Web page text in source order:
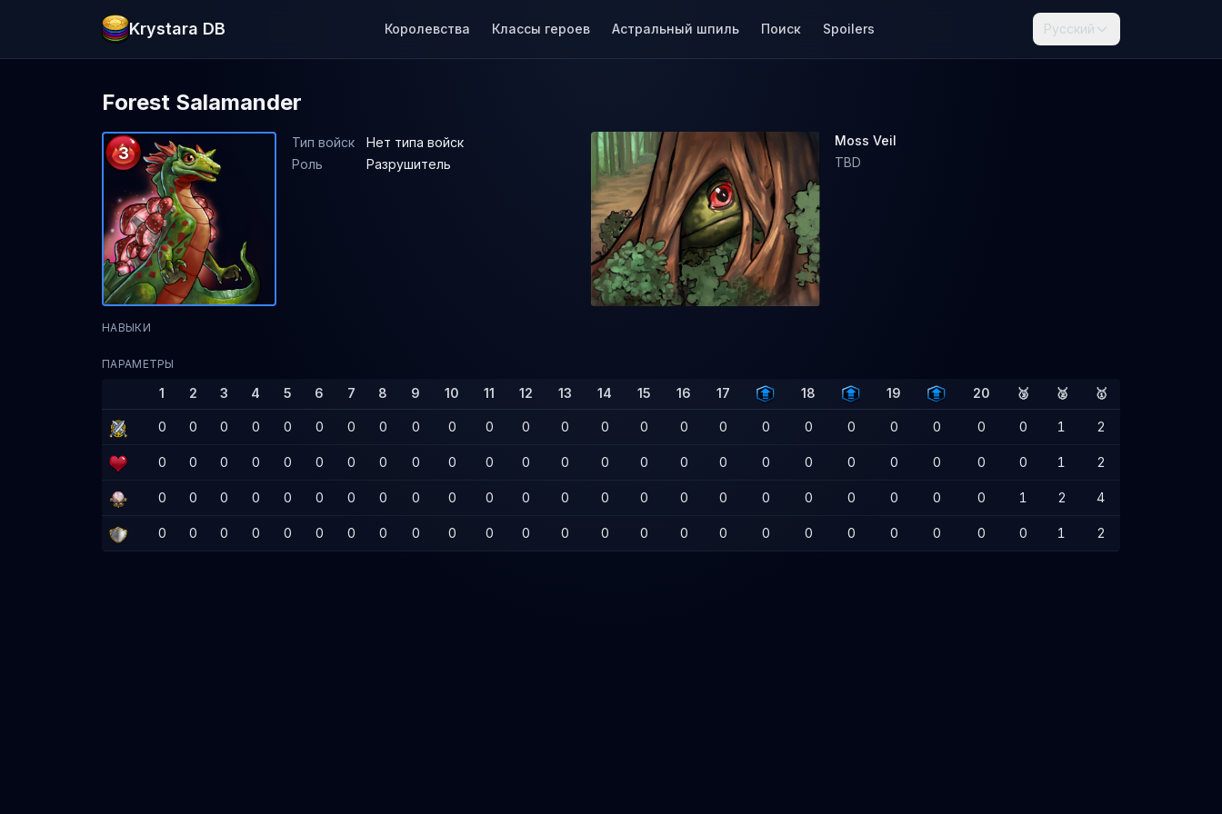
Krystara DB Королевства Классы героев Астральный шпиль Поиск Spoilers Русский
Forest Salamander
3
Тип войск
Нет типа войск
Роль
Разрушитель
Moss Veil
TBD
НАВЫКИ
ПАРАМЕТРЫ
1 2 3 4 5 6 7 8 9 10 11 12 13 14 15 16 17 18 19 20 🥉 🥈 🥇
0 0 0 0 0 0 0 0 0 0 0 0 0 0 0 0 0 0 0 0 0 0 0 0 1 2
0 0 0 0 0 0 0 0 0 0 0 0 0 0 0 0 0 0 0 0 0 0 0 0 1 2
0 0 0 0 0 0 0 0 0 0 0 0 0 0 0 0 0 0 0 0 0 0 0 1 2 4
0 0 0 0 0 0 0 0 0 0 0 0 0 0 0 0 0 0 0 0 0 0 0 0 1 2